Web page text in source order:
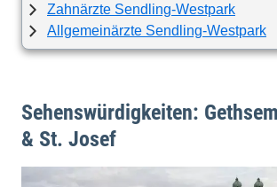
Zahnärzte Sendling-Westpark
Allgemeinärzte Sendling-Westpark
Sehenswürdigkeiten:
& St. Josef